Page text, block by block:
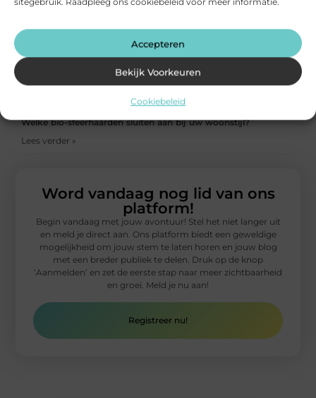
Accepteren
Bekijk Voorkeuren
Cookiebeleid
Lees verder »
Thuisbatterij-automatisering voor betere besparingen
Een betaalbare bodemvochtsensor kiezen: waar let je op?
Welke bio-sfeerhaarden sluiten aan bij uw woonstijl?
Lees verder »
Word vandaag nog lid van ons
platform!
Begin vandaag met jouw avontuur! Stel het niet langer uit
en meld je direct aan. Ons platform biedt een geweldige
mogelijkheid om jouw stem te laten horen en jouw blog
met een breder publiek te delen. Druk op de knop
‘Aanmelden’ en zet de eerste stap naar meer zichtbaarheid
en groei. Meld je nu aan!
Registreer nu!